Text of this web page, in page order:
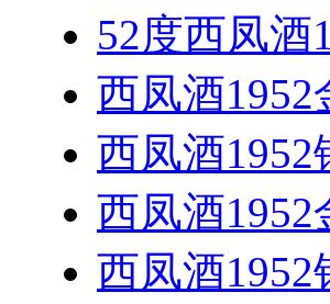
52度西凤酒
西凤酒1952
西凤酒1952
西凤酒1952
西凤酒1952